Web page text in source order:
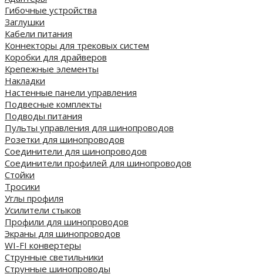
Гибочные устройства
Заглушки
Кабели питания
Коннекторы для трековых систем
Коробки для драйверов
Крепежные элементы
Накладки
Настенные панели управления
Подвесные комплекты
Подводы питания
Пульты управления для шинопроводов
Розетки для шинопроводов
Соединители для шинопроводов
Соединители профилей для шинопроводов
Стойки
Тросики
Углы профиля
Усилители стыков
Профили для шинопроводов
Экраны для шинопроводов
WI-FI конвертеры
Струнные светильники
Струнные шинопроводы